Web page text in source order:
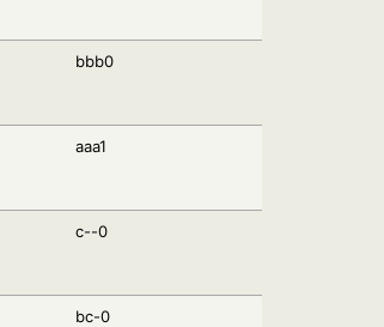
bbb0
aaa1
c--0
bc-0